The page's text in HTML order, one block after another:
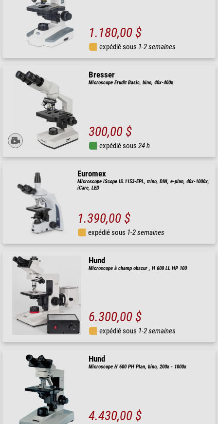
1.180,00 $
expédié sous 1-2 semaines
Bresser
Microscope Erudit Basic, bino, 40x-400x
300,00 $
expédié sous24 h
Euromex
Microscope iScope IS.1153-EPL, trino, DIN, e-plan, 40x-1000x,
iCare, LED
1.390,00 $
expédié sous 1-2 semaines
Hund
Microscope à champ obscur , H 600 LL HP 100
6.300,00 $
expédié sous 1-2 semaines
Hund
Microscope H 600 PH Plan, bino, 200x - 1000x
4.430,00 $